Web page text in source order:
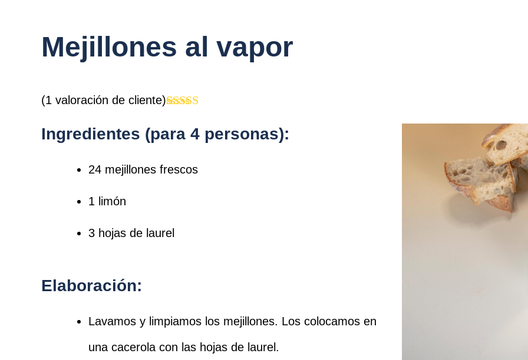
Mejillones al vapor
5.00 de 5 en
base a
de un cliente
(1 valoración de cliente)
Ingredientes (para 4 personas):
24 mejillones frescos
1 limón
3 hojas de laurel
Elaboración:
Lavamos y limpiamos los mejillones. Los colocamos en
una cacerola con las hojas de laurel.